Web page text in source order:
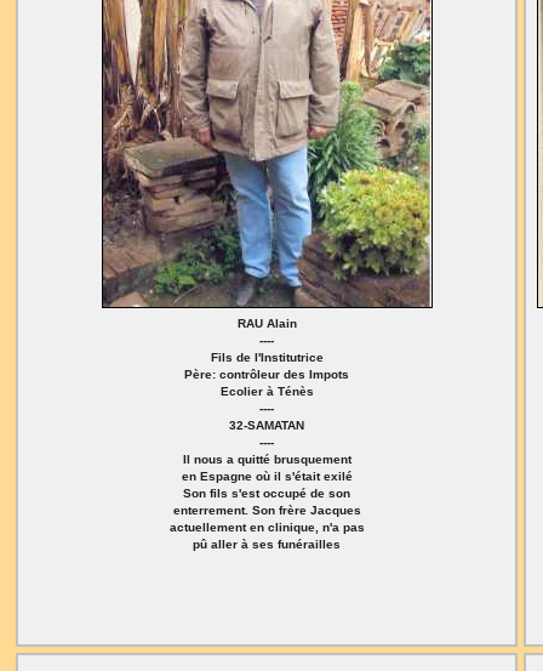
RAU Alain
----
Fils de l'Institutrice
Père: contrôleur des Impots
Ecolier à Ténès
----
32-SAMATAN
----
Il nous a quitté brusquement
en Espagne où il s'était exilé
Son fils s'est occupé de son
enterrement. Son frère Jacques
actuellement en clinique, n'a pas
pû aller à ses funérailles